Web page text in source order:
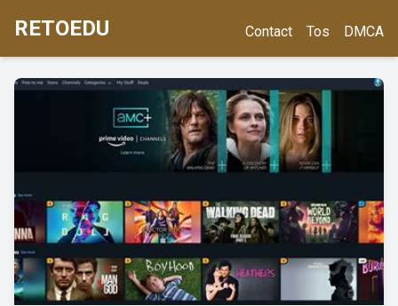
RETOEDU Contact Tos DMCA